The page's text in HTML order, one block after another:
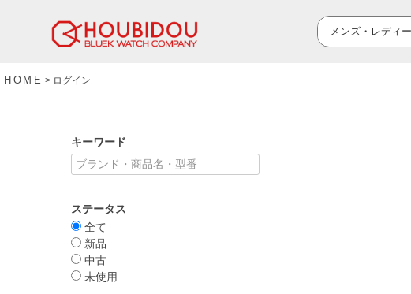
HOME ログイン
キーワード
ステータス
全て
新品
中古
未使用